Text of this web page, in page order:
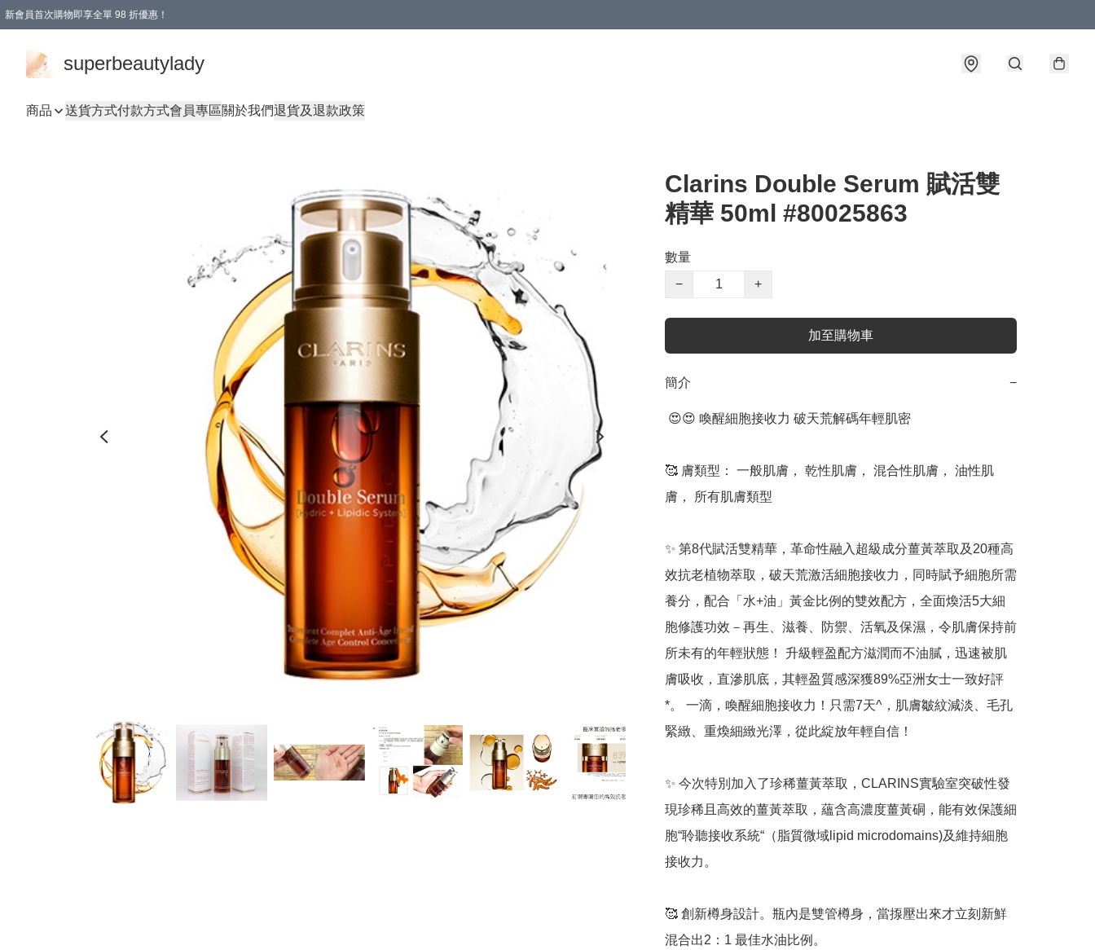
新會員首次購物即享全單 98 折優惠！
superbeautylady
商品 送貨方式付款方式會員專區關於我們退貨及退款政策
Clarins Double Serum 賦活雙
精華 50ml #80025863
數量
−
+
加至購物車
簡介 −
🥰 膚類型： 一般肌膚， 乾性肌膚， 混合性肌膚， 油性肌
膚， 所有肌膚類型
✨ 第8代賦活雙精華，革命性融入超級成分薑黃萃取及20種高
效抗老植物萃取，破天荒激活細胞接收力，同時賦予細胞所需
養分，配合「水+油」黃金比例的雙效配方，全面煥活5大細
胞修護功效－再生、滋養、防禦、活氧及保濕，令肌膚保持前
所未有的年輕狀態！ 升級輕盈配方滋潤而不油膩，迅速被肌
膚吸收，直滲肌底，其輕盈質感深獲89%亞洲女士一致好評
*。 一滴，喚醒細胞接收力！只需7天^，肌膚皺紋減淡、毛孔
緊緻、重煥細緻光澤，從此綻放年輕自信！
✨ 今次特別加入了珍稀薑黃萃取，CLARINS實驗室突破性發
現珍稀且高效的薑黃萃取，蘊含高濃度薑黃硐，能有效保護細
胞“聆聽接收系統“（脂質微域lipid microdomains)及維持細胞
接收力。
🥰 創新樽身設計。瓶內是雙管樽身，當揼壓出來才立刻新鮮
混合出2：1 最佳水油比例。